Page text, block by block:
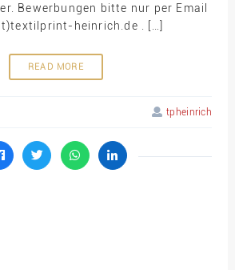
Bewerbungen bitte nur per Email
heinrich.de . […]
READ MORE
tpheinrich